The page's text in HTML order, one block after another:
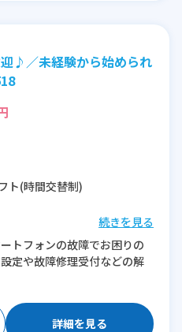
♪／未経験から始められ
ト(時間交替制)
続きを見る
トフォンの故障でお困りの
定や故障修理受付などの解
詳細を見る